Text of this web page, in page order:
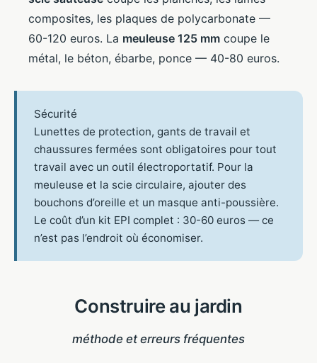
composites, les plaques de polycarbonate —
60-120 euros. La meuleuse 125 mm coupe le
métal, le béton, ébarbe, ponce — 40-80 euros.
Sécurité
Lunettes de protection, gants de travail et
chaussures fermées sont obligatoires pour tout
travail avec un outil électroportatif. Pour la
meuleuse et la scie circulaire, ajouter des
bouchons d’oreille et un masque anti-poussière.
Le coût d’un kit EPI complet : 30-60 euros — ce
n’est pas l’endroit où économiser.
Construire au jardin
méthode et erreurs fréquentes